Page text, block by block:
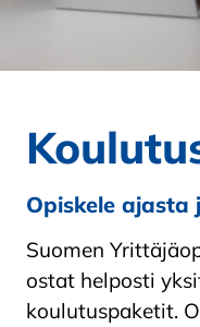
Opiskele
Suomen
ostat helposti
koulutuspaketit.